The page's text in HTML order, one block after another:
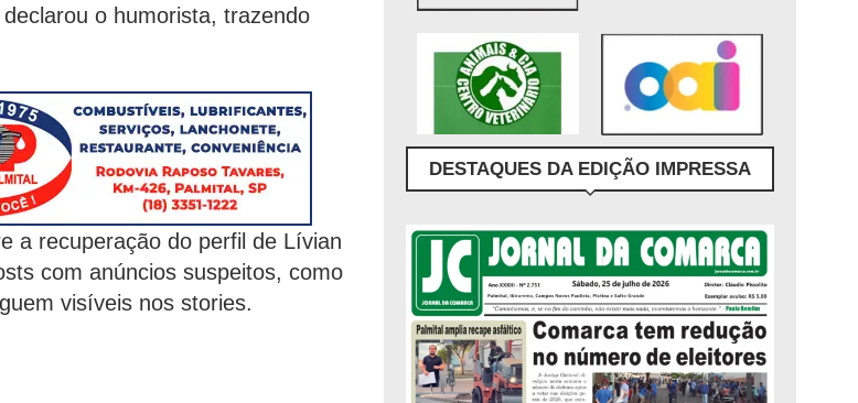
o humorista, trazendo
a recuperação do perfil de Lívian
com anúncios suspeitos, como
visíveis nos stories.
DESTAQUES DA EDIÇÃO IMPRESSA